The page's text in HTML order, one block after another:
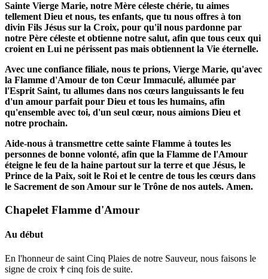
Sainte Vierge Marie, notre Mère céleste chérie, tu aimes
tellement Dieu et nous, tes enfants, que tu nous offres à ton
divin Fils Jésus sur la Croix, pour qu'il nous pardonne par
notre Père céleste et obtienne notre salut, afin que tous ceux qui
croient en Lui ne périssent pas mais obtiennent la Vie éternelle.
Avec une confiance filiale, nous te prions, Vierge Marie, qu'avec
la Flamme d'Amour de ton Cœur Immaculé, allumée par
l'Esprit Saint, tu allumes dans nos cœurs languissants le feu
d'un amour parfait pour Dieu et tous les humains, afin
qu'ensemble avec toi, d'un seul cœur, nous aimions Dieu et
notre prochain.
Aide-nous à transmettre cette sainte Flamme à toutes les
personnes de bonne volonté, afin que la Flamme de l'Amour
éteigne le feu de la haine partout sur la terre et que Jésus, le
Prince de la Paix, soit le Roi et le centre de tous les cœurs dans
le Sacrement de son Amour sur le Trône de nos autels. Amen.
Chapelet Flamme d'Amour
Au début
En l'honneur de saint Cinq Plaies de notre Sauveur, nous faisons le
signe de croix † cinq fois de suite.